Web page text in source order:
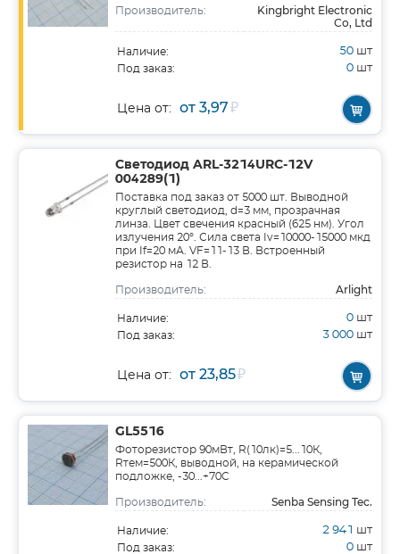
Производитель:
Kingbright Electronic
Co, Ltd
Наличие: 50 шт
Под заказ: 0 шт
Цена от: от 3,97₽
Светодиод ARL-3214URC-12V
004289(1)
Поставка под заказ от 5000 шт. Выводной
круглый светодиод, d=3 мм, прозрачная
линза. Цвет свечения красный (625 нм). Угол
излучения 20°. Сила света Iv=10000-15000 мкд
при If=20 мА. VF=11-13 В. Встроенный
резистор на 12 В.
Производитель: Arlight
Наличие: 0 шт
Под заказ: 3 000 шт
Цена от: от 23,85₽
GL5516
Фоторезистор 90мВт, R(10лк)=5...10К,
Rтем=500К, выводной, на керамической
подложке, -30...+70C
Производитель: Senba Sensing Tec.
Наличие: 2 941 шт
Под заказ: 0 шт